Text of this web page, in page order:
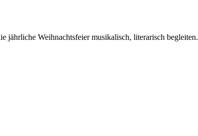
Weihnachtsfeier musikalisch, literarisch begleiten.